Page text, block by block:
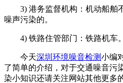
3) 港务监督机构：机动船舶
噪声污染的。
4) 铁路住管部门：铁路机车。
今天深圳环境噪音检测小编
了简单的介绍，对于交通噪音污
染小知识还请关注网站其他更多